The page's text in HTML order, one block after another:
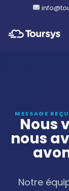
MESSAGE
Nous
nous
Notre